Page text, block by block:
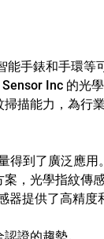
手錶和手環等
Inc 的光
描能力，為行
得到了廣泛應
，光學指紋傳
提供了高精度